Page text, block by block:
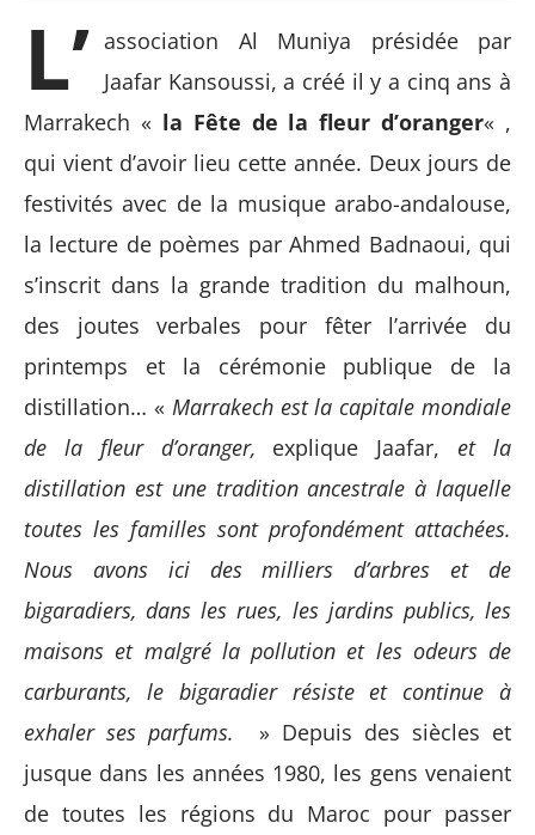
L’ association Al Muniya présidée par
Jaafar Kansoussi, a créé il y a cinq ans à
Marrakech « la Fête de la fleur d’oranger« ,
qui vient d’avoir lieu cette année. Deux jours de
festivités avec de la musique arabo-andalouse,
la lecture de poèmes par Ahmed Badnaoui, qui
s’inscrit dans la grande tradition du malhoun,
des joutes verbales pour fêter l’arrivée du
printemps et la cérémonie publique de la
distillation… « Marrakech est la capitale mondiale
de la fleur d’oranger, explique Jaafar, et la
distillation est une tradition ancestrale à laquelle
toutes les familles sont profondément attachées.
Nous avons ici des milliers d’arbres et de
bigaradiers, dans les rues, les jardins publics, les
maisons et malgré la pollution et les odeurs de
carburants, le bigaradier résiste et continue à
exhaler ses parfums. » Depuis des siècles et
jusque dans les années 1980, les gens venaient
de toutes les régions du Maroc pour passer